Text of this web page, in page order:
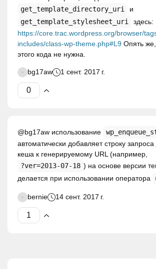
get_template_directory_uri
и
get_template_stylesheet_uri
здесь:
https://core.trac.wordpress.org/browser/
includes/class-wp-theme.php#L9 Опять
этого кода не нужна.
bg17aw 1 сент. 2017 г.
@bg17aw использование
автоматически добавляет строку
кеша к генерируемому URL (например,
?ver=2013-07-18 ) на основе версии
делается при использовании оператора
bernie 14 сент. 2017 г.